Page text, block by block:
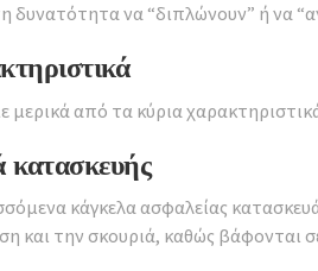
δυνατότητα να “διπλώνουν” ή να
μερικά από τα κύρια
κατασκευής
κάγκελα ασφαλείας
και την σκουριά, καθώς βάφονται